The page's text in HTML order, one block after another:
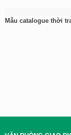
Mẫu catalogue thời